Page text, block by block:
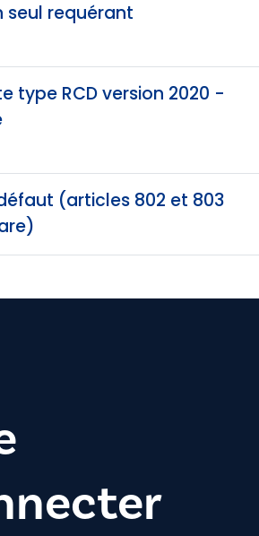
seul requérant
type RCD version 2020 -
(articles 802 et 803